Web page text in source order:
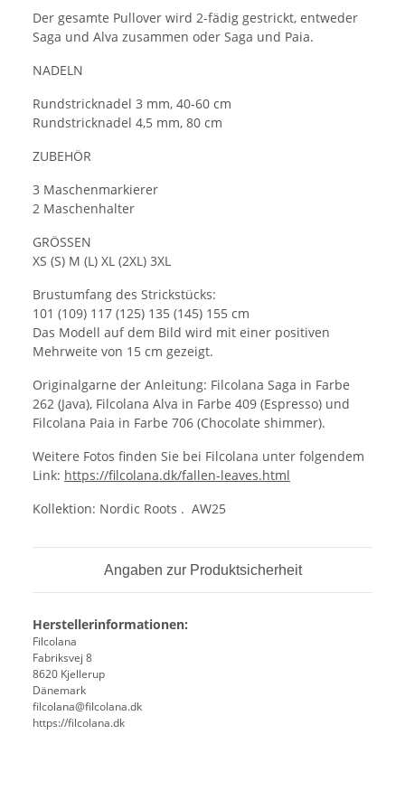
Der gesamte Pullover wird 2-fädig gestrickt, entweder
Saga und Alva zusammen oder Saga und Paia.
NADELN
Rundstricknadel 3 mm, 40-60 cm
Rundstricknadel 4,5 mm, 80 cm
ZUBEHÖR
3 Maschenmarkierer
2 Maschenhalter
GRÖSSEN
XS (S) M (L) XL (2XL) 3XL
Brustumfang des Strickstücks:
101 (109) 117 (125) 135 (145) 155 cm
Das Modell auf dem Bild wird mit einer positiven
Mehrweite von 15 cm gezeigt.
Originalgarne der Anleitung: Filcolana Saga in Farbe
262 (Java), Filcolana Alva in Farbe 409 (Espresso) und
Filcolana Paia in Farbe 706 (Chocolate shimmer).
Weitere Fotos finden Sie bei Filcolana unter folgendem
Link: https://filcolana.dk/fallen-leaves.html
Kollektion: Nordic Roots . AW25
Angaben zur Produktsicherheit
Herstellerinformationen:
Filcolana
Fabriksvej 8
8620 Kjellerup
Dänemark
filcolana@filcolana.dk
https://filcolana.dk